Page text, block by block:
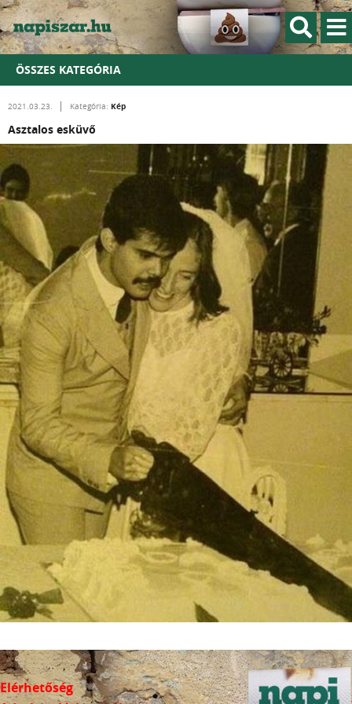
ÖSSZES KATEGÓRIA
2021.03.23. Kategória: Kép
Asztalos esküvő
Elérhetőség